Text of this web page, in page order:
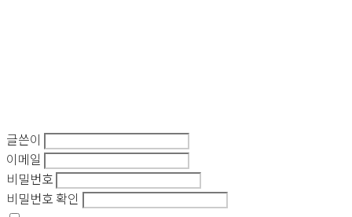
글쓴이
이메일
비밀번호
비밀번호 확인